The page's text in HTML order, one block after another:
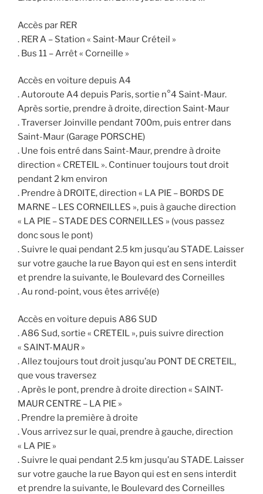
Accès par RER
. RER A – Station « Saint-Maur Créteil »
. Bus 11 – Arrêt « Corneille »
Accès en voiture depuis A4
. Autoroute A4 depuis Paris, sortie n°4 Saint-Maur.
Après sortie, prendre à droite, direction Saint-Maur
. Traverser Joinville pendant 700m, puis entrer dans
Saint-Maur (Garage PORSCHE)
. Une fois entré dans Saint-Maur, prendre à droite
direction « CRETEIL ». Continuer toujours tout droit
pendant 2 km environ
. Prendre à DROITE, direction « LA PIE – BORDS DE
MARNE – LES CORNEILLES », puis à gauche direction
« LA PIE – STADE DES CORNEILLES » (vous passez
donc sous le pont)
. Suivre le quai pendant 2.5 km jusqu’au STADE. Laisser
sur votre gauche la rue Bayon qui est en sens interdit
et prendre la suivante, le Boulevard des Corneilles
. Au rond-point, vous êtes arrivé(e)
Accès en voiture depuis A86 SUD
. A86 Sud, sortie « CRETEIL », puis suivre direction
« SAINT-MAUR »
. Allez toujours tout droit jusqu’au PONT DE CRETEIL,
que vous traversez
. Après le pont, prendre à droite direction « SAINT-
MAUR CENTRE – LA PIE »
. Prendre la première à droite
. Vous arrivez sur le quai, prendre à gauche, direction
« LA PIE »
. Suivre le quai pendant 2.5 km jusqu’au STADE. Laisser
sur votre gauche la rue Bayon qui est en sens interdit
et prendre la suivante, le Boulevard des Corneilles